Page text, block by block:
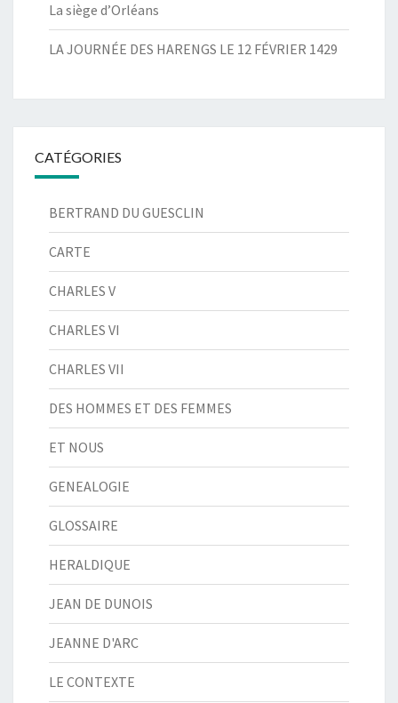
La siège d’Orléans
LA JOURNÉE DES HARENGS LE 12 FÉVRIER 1429
CATÉGORIES
BERTRAND DU GUESCLIN
CARTE
CHARLES V
CHARLES VI
CHARLES VII
DES HOMMES ET DES FEMMES
ET NOUS
GENEALOGIE
GLOSSAIRE
HERALDIQUE
JEAN DE DUNOIS
JEANNE D'ARC
LE CONTEXTE